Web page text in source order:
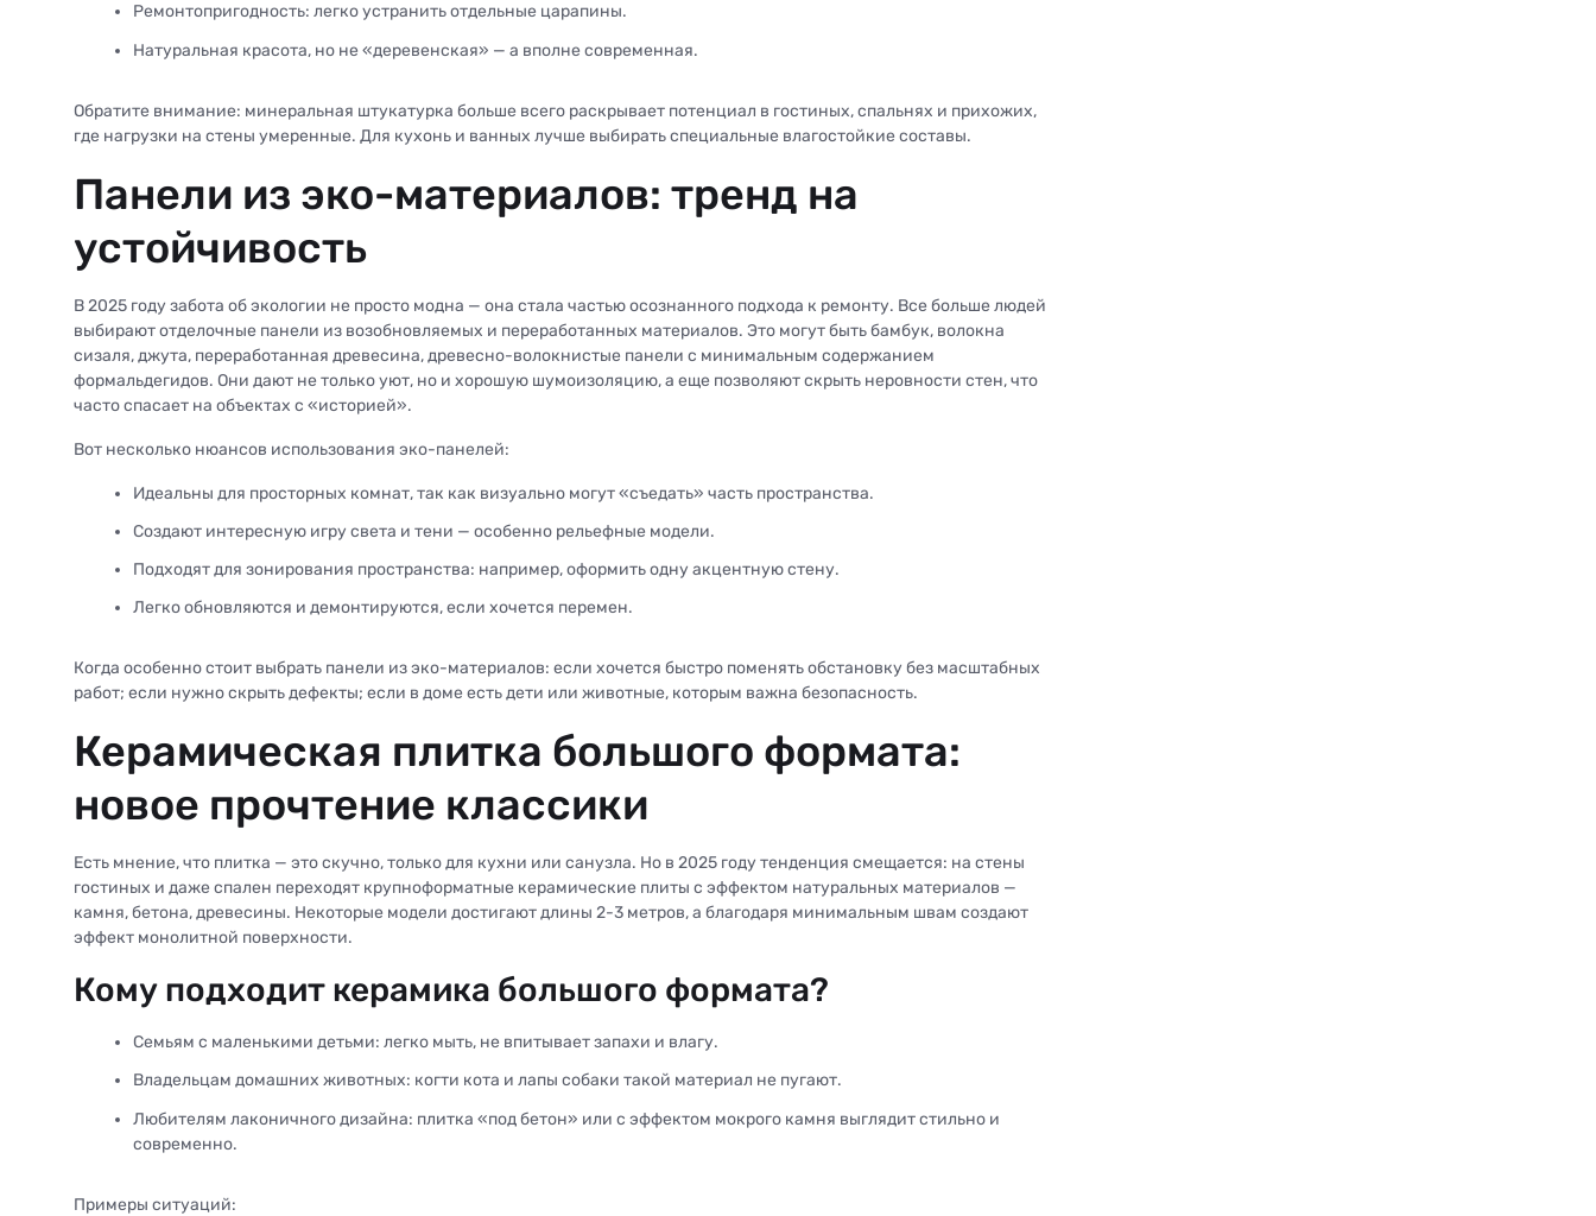
Ремонтопригодность: легко устранить отдельные царапины.
Натуральная красота, но не «деревенская» — а вполне современная.
Обратите внимание: минеральная штукатурка больше всего раскрывает потенциал в гостиных, спальнях и прихожих,
где нагрузки на стены умеренные. Для кухонь и ванных лучше выбирать специальные влагостойкие составы.
Панели из эко-материалов: тренд на
устойчивость
В 2025 году забота об экологии не просто модна — она стала частью осознанного подхода к ремонту. Все больше людей
выбирают отделочные панели из возобновляемых и переработанных материалов. Это могут быть бамбук, волокна
сизаля, джута, переработанная древесина, древесно-волокнистые панели с минимальным содержанием
формальдегидов. Они дают не только уют, но и хорошую шумоизоляцию, а еще позволяют скрыть неровности стен, что
часто спасает на объектах с «историей».
Вот несколько нюансов использования эко-панелей:
Идеальны для просторных комнат, так как визуально могут «съедать» часть пространства.
Создают интересную игру света и тени — особенно рельефные модели.
Подходят для зонирования пространства: например, оформить одну акцентную стену.
Легко обновляются и демонтируются, если хочется перемен.
Когда особенно стоит выбрать панели из эко-материалов: если хочется быстро поменять обстановку без масштабных
работ; если нужно скрыть дефекты; если в доме есть дети или животные, которым важна безопасность.
Керамическая плитка большого формата:
новое прочтение классики
Есть мнение, что плитка — это скучно, только для кухни или санузла. Но в 2025 году тенденция смещается: на стены
гостиных и даже спален переходят крупноформатные керамические плиты с эффектом натуральных материалов —
камня, бетона, древесины. Некоторые модели достигают длины 2-3 метров, а благодаря минимальным швам создают
эффект монолитной поверхности.
Кому подходит керамика большого формата?
Семьям с маленькими детьми: легко мыть, не впитывает запахи и влагу.
Владельцам домашних животных: когти кота и лапы собаки такой материал не пугают.
Любителям лаконичного дизайна: плитка «под бетон» или с эффектом мокрого камня выглядит стильно и
современно.
Примеры ситуаций: